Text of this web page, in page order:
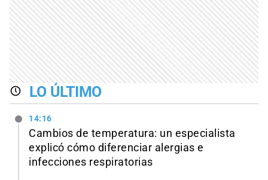
LO ÚLTIMO
14:16
Cambios de temperatura: un especialista
explicó cómo diferenciar alergias e
infecciones respiratorias